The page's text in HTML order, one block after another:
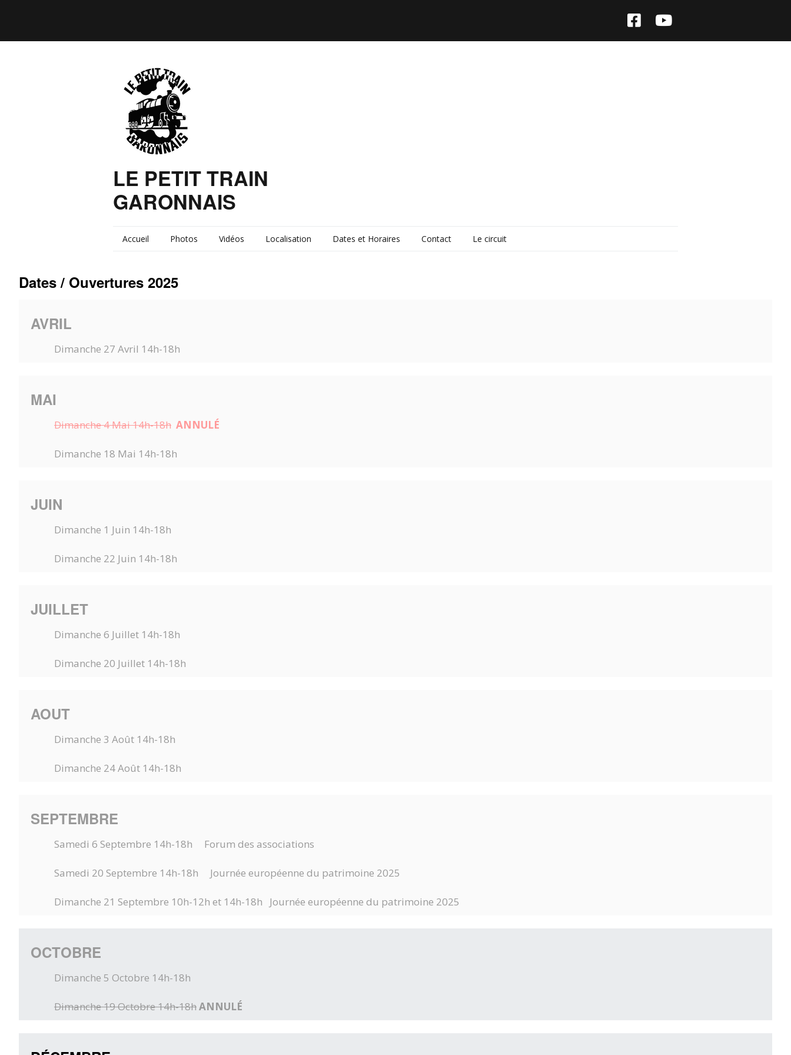
LE PETIT TRAIN
GARONNAIS
Accueil Photos Vidéos Localisation Dates et Horaires Contact Le circuit
Dates / Ouvertures 2025
AVRIL
Dimanche 27 Avril 14h-18h
MAI
Dimanche 4 Mai 14h-18h ANNULÉ
Dimanche 18 Mai 14h-18h
JUIN
Dimanche 1 Juin 14h-18h
Dimanche 22 Juin 14h-18h
JUILLET
Dimanche 6 Juillet 14h-18h
Dimanche 20 Juillet 14h-18h
AOUT
Dimanche 3 Août 14h-18h
Dimanche 24 Août 14h-18h
SEPTEMBRE
Samedi 6 Septembre 14h-18h Forum des associations
Samedi 20 Septembre 14h-18h Journée européenne du patrimoine 2025
Dimanche 21 Septembre 10h-12h et 14h-18h Journée européenne du patrimoine 2025
OCTOBRE
Dimanche 5 Octobre 14h-18h
Dimanche 19 Octobre 14h-18hANNULÉ